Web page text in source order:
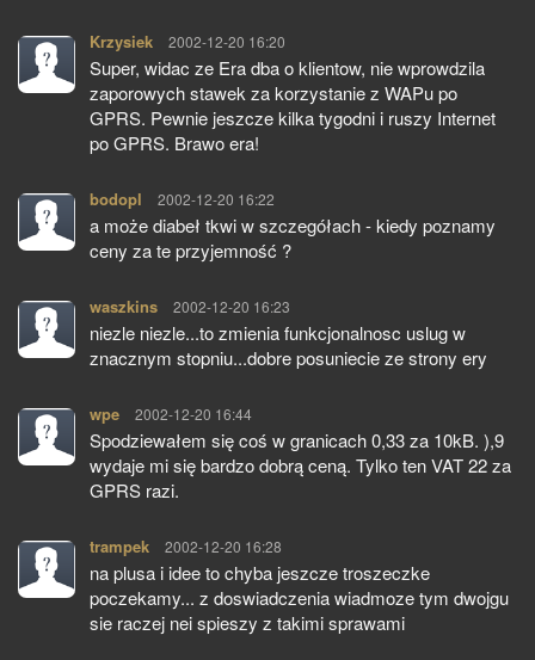
Krzysiek pisze:
2002-12-20 16:20
Super, widac ze Era dba o klientow, nie wprowdzila
zaporowych stawek za korzystanie z WAPu po
GPRS. Pewnie jeszcze kilka tygodni i ruszy Internet
po GPRS. Brawo era!
bodopl pisze:
2002-12-20 16:22
a może diabeł tkwi w szczegółach - kiedy poznamy
ceny za te przyjemność ?
waszkins pisze:
2002-12-20 16:23
niezle niezle...to zmienia funkcjonalnosc uslug w
znacznym stopniu...dobre posuniecie ze strony ery
wpe pisze:
2002-12-20 16:44
Spodziewałem się coś w granicach 0,33 za 10kB. ),9
wydaje mi się bardzo dobrą ceną. Tylko ten VAT 22 za
GPRS razi.
trampek pisze:
2002-12-20 16:28
na plusa i idee to chyba jeszcze troszeczke
poczekamy... z doswiadczenia wiadmoze tym dwojgu
sie raczej nei spieszy z takimi sprawami